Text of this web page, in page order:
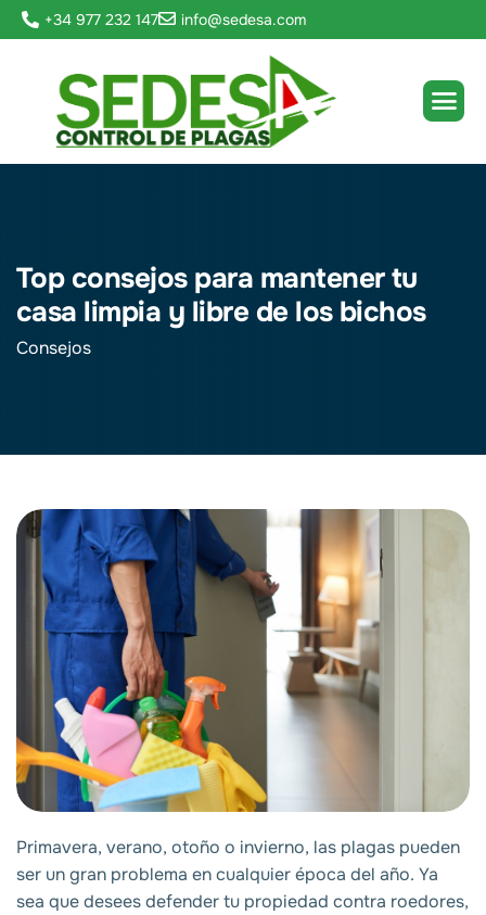
+34 977 232 147 info@sedesa.com
Top consejos para mantener tu
casa limpia y libre de los bichos
Consejos
Primavera, verano, otoño o invierno, las plagas pueden
ser un gran problema en cualquier época del año. Ya
sea que desees defender tu propiedad contra roedores,